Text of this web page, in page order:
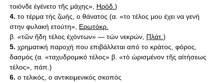
τοιόνδε ἐγένετο τῆς μάχης», Ηρόδ. )
4. το τέρμα τής ζωής, ο θάνατος (α. «το τέλος μου έχει να γενή
στην φυλακή ετούτη», Ερωτόκρ.
β. «τῶν ἤδη τέλος ἐχόντων» — τών νεκρών, Πλάτ. )
5. χρηματική παροχή που επιβάλλεται από το κράτος, φόρος,
δασμός (α. «ταχυδρομικό τέλος» β. «τὸ ὡρισμένον τῆς αἰτήσεως
τέλος», πάπ.)
6. ο τελικός, ο αντικειμενικός σκοπός